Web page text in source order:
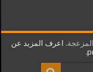
اعرف المزيد عن
.